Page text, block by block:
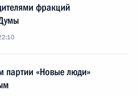
фракций
партии «Новые люди»